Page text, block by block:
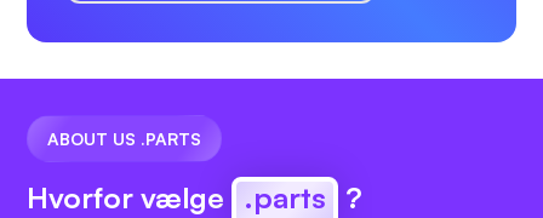
ABOUT US .PARTS
Hvorfor vælge .parts ?